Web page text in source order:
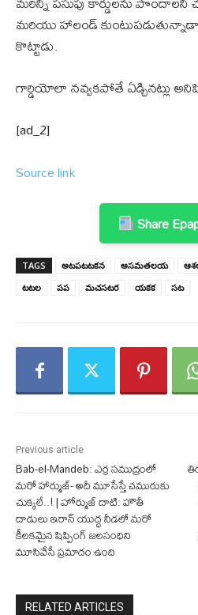
మరియు హాలండ్ కుంటుపడుతున్నాడా
కొట్టాడు.
గార్డియోలా నవ్వకపోతే ఏడ్చినట్లు
[ad_2]
Source link
Share
TAGS అటపటటకన అసమతలయ
టటల
పప మచసటర యకక సట
Previous article
Bab-el-Mandeb: ఎర్ర సముద్రంలో
మరో హార్ముజ్- అదీ మూసేస్తే చమురుకు
చుక్కలే..! | హోర్ముజ్ దాటి: హౌతీ
దాడులు ఇరాన్ యుద్ధ నీడలో మరో
కీలకమైన షిప్పింగ్ జలసంధిని
మూసివేసే ప్రమాదం ఉంది
RELATED ARTICLES